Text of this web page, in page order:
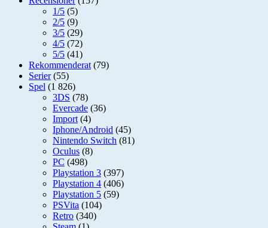
1/5 (5)
2/5 (9)
3/5 (29)
4/5 (72)
5/5 (41)
Rekommenderat (79)
Serier(55)
Spel (1 826)
3DS (78)
Evercade (36)
Import (4)
Iphone/Android (45)
Nintendo Switch (81)
Oculus (8)
PC (498)
Playstation 3 (397)
Playstation 4 (406)
Playstation 5 (59)
PSVita (104)
Retro (340)